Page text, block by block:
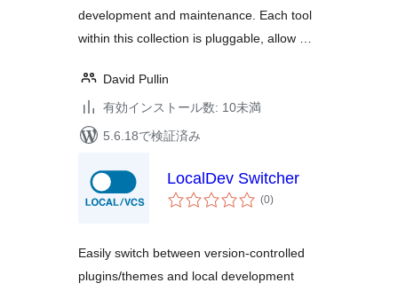
development and maintenance. Each tool
within this collection is pluggable, allow …
David Pullin
有効インストール数: 10未満
5.6.18で検証済み
LocalDev Switcher
(0個
の)
Easily switch between version-controlled
plugins/themes and local development